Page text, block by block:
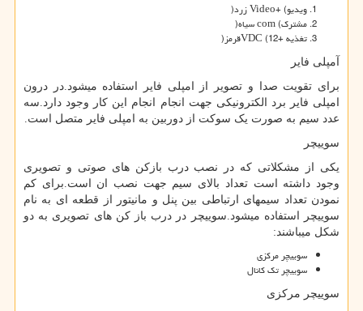
ویدیوVideo+ (زرد)
مشترکcom (سیاه)
تغذیه +12
VDC (قرمز)
آمپلی فایر
برای تقویت صدا و تصویر از امپلی فایر استفاده میشود.در درون
امپلی فایر برد الکترونیکی جهت انجام انجام این کار وجود دارد.سه
عدد سیم به صورت یک سوکت از دوربین به امپلی فایر متصل است.
سوییچر
یکی از مشکلاتی که در نصب درب بازکن های صوتی و تصویری
وجود داشته است تعداد بالای سیم جهت نصب ان است.برای کم
نمودن تعداد سیمهای ارتباطی بین پنل و مانیتور از قطعه ای به نام
سوییچر استفاده میشود.سوییچر در درب باز کن های تصویری به دو
شکل میباشند:
سوییچر مرکزی
سوییچر تک کانال
سوییچر مرکزی